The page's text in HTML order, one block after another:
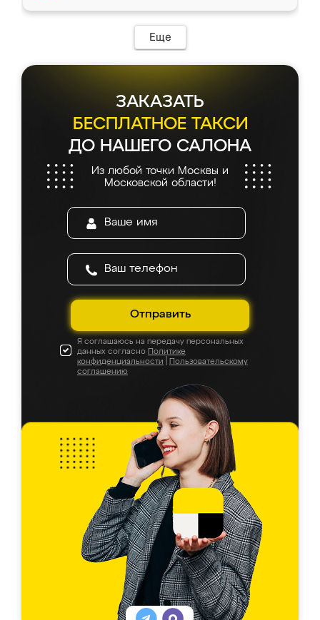
Еще
ЗАКАЗАТЬ
БЕСПЛАТНОЕ ТАКСИ
ДО НАШЕГО САЛОНА
Из любой точки Москвы и
Московской области!
Отправить
Я соглашаюсь на передачу персональных
данных согласно Политике
конфиденциальности
Пользовательскому
соглашению